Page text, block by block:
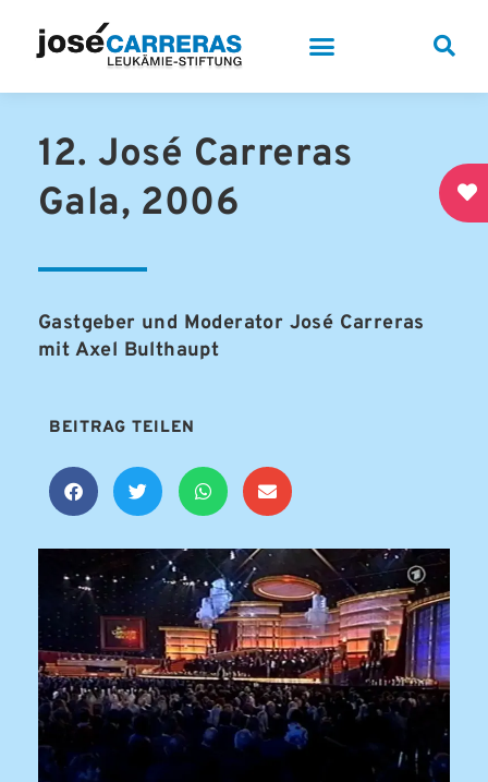
12. José Carreras
Gala, 2006
Gastgeber und Moderator José Carreras
mit Axel Bulthaupt
BEITRAG TEILEN